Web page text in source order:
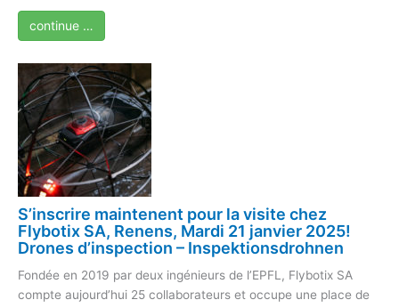
continue …
S’inscrire maintenent pour la visite chez
Flybotix SA, Renens, Mardi 21 janvier 2025!
Drones d’inspection – Inspektionsdrohnen
Fondée en 2019 par deux ingénieurs de l’EPFL, Flybotix SA
compte aujourd’hui 25 collaborateurs et occupe une place de